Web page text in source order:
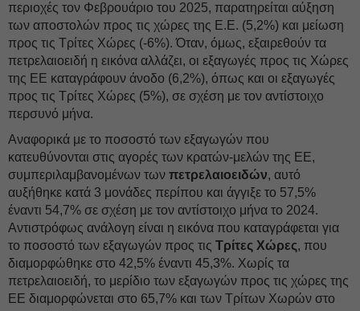
περιοχές τον Φεβρουάριο του 2025, παρατηρείται αύξηση
των αποστολών προς τις χώρες της Ε.Ε. (5,2%) και μείωση
προς τις Τρίτες Χώρες (-6%). Όταν, όμως, εξαιρεθούν τα
πετρελαιοειδή η εικόνα αλλάζει, οι εξαγωγές προς τις Χώρες
της ΕΕ καταγράφουν άνοδο (6,2%), όπως και οι εξαγωγές
προς τις Τρίτες Χώρες (5%), σε σχέση με τον αντίστοιχο
περσυνό μήνα.
Αναφορικά με το ποσοστό των εξαγωγών που
κατευθύνονται στις αγορές των κρατών-μελών της ΕΕ,
συμπεριλαμβανομένων των πετρελαιοειδών, αυτό
αυξήθηκε κατά 3 μονάδες περίπου και άγγιξε το 57,5%
έναντι 54,7% σε σχέση με τον αντίστοιχο μήνα το 2024.
Αντιστρόφως ανάλογη είναι η εικόνα που καταγράφεται για
το ποσοστό των εξαγωγών προς τις Τρίτες Χώρες, που
διαμορφώθηκε στο 42,5% έναντι 45,3%. Χωρίς τα
πετρελαιοειδή, το μερίδιο των εξαγωγών προς τις χώρες της
ΕΕ διαμορφώνεται στο 65,7% και των Τρίτων Χωρών στο